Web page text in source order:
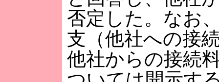
否定した。なお
支（他社への接
他社からの接続